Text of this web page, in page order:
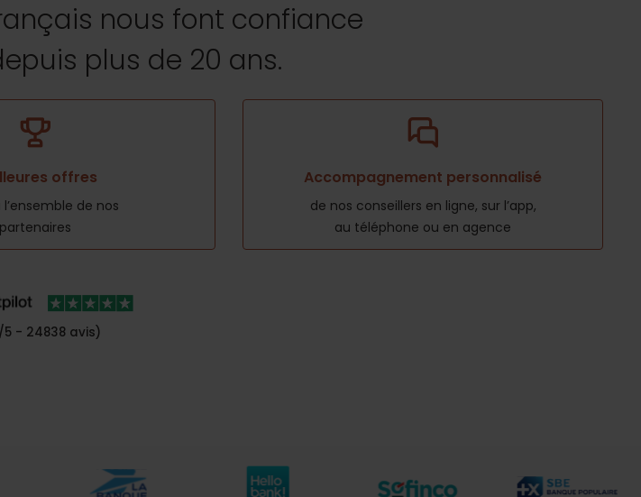
nous font confiance
plus de 20 ans.
offres
de nos
partenaires
Accompagnement personnalisé
de nos conseillers en ligne, sur l’app,
au téléphone ou en agence
5 - 24838 avis)